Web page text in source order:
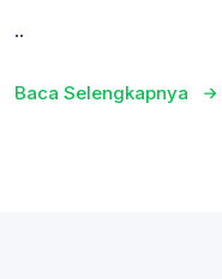
..
Baca Selengkapnya